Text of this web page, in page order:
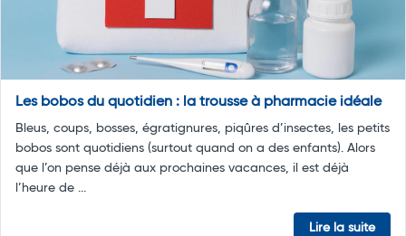
Les bobos du quotidien : la trousse à pharmacie idéale
Bleus, coups, bosses, égratignures, piqûres d’insectes, les petits
bobos sont quotidiens (surtout quand on a des enfants). Alors
que l’on pense déjà aux prochaines vacances, il est déjà
l’heure de ...
Lire la suite